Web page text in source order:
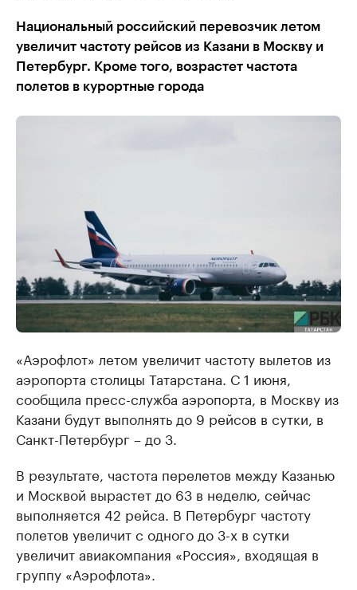
Национальный российский перевозчик летом
увеличит частоту рейсов из Казани в Москву и
Петербург. Кроме того, возрастет частота
полетов в курортные города
«Аэрофлот» летом увеличит частоту вылетов из
аэропорта столицы Татарстана. С 1 июня,
сообщила пресс-служба аэропорта, в Москву из
Казани будут выполнять до 9 рейсов в сутки, в
Санкт-Петербург – до 3.
В результате, частота перелетов между Казанью
и Москвой вырастет до 63 в неделю, сейчас
выполняется 42 рейса. В Петербург частоту
полетов увеличит с одного до 3-х в сутки
увеличит авиакомпания «Россия», входящая в
группу «Аэрофлота».